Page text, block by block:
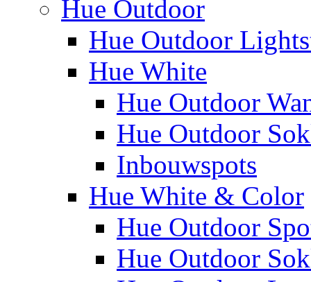
Hue Outdoor
Hue Outdoor
Hue White
Hue Outdoor
Hue Outdoor
Inbouwspots
Hue White & Color
Hue Outdoor
Hue Outdoor